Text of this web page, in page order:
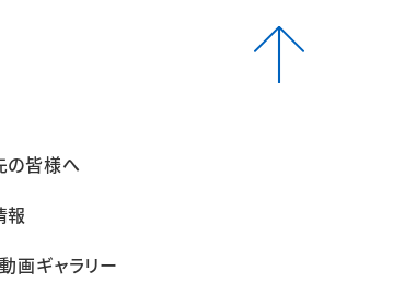
の皆様へ
報
画ギャラリー